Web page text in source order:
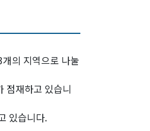
의 지역으로 나눌
점재하고 있습니
있습니다.